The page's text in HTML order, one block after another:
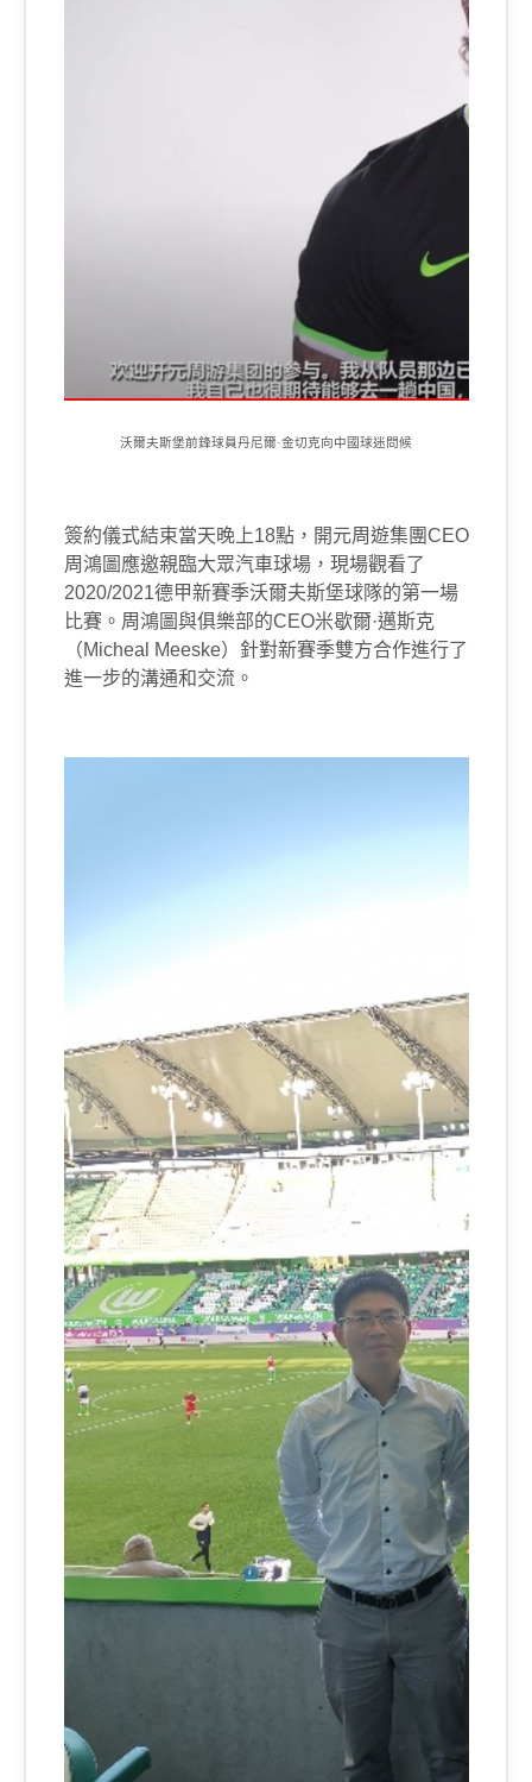
沃爾夫斯堡前鋒球員丹尼爾·金切克向中國球迷問候
簽約儀式結束當天晚上18點，開元周遊集團CEO
周鴻圖應邀親臨大眾汽車球場，現場觀看了
2020/2021德甲新賽季沃爾夫斯堡球隊的第一場
比賽。周鴻圖與俱樂部的CEO米歇爾·邁斯克
（Micheal Meeske）針對新賽季雙方合作進行了
進一步的溝通和交流。